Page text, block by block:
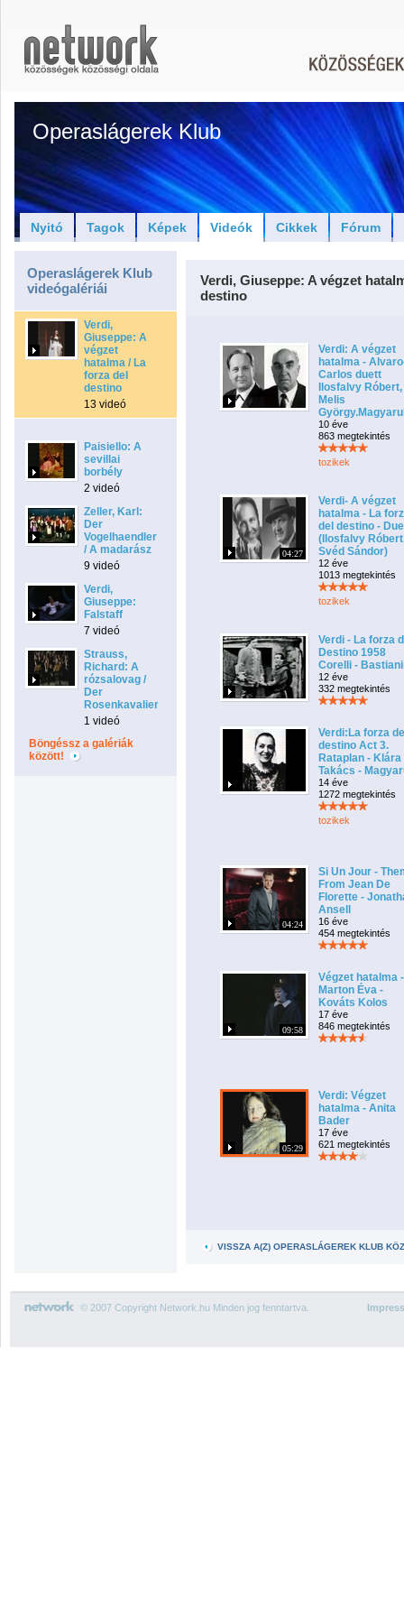
Operaslágerek Klub
Nyitó Tagok Képek Videók Cikkek Fórum
Operaslágerek Klub
videógalériái
Verdi,
Giuseppe: A
végzet
hatalma / La
forza del
destino
13 videó
Paisiello: A
sevillai
borbély
2 videó
Zeller, Karl:
Der
Vogelhaendler
/ A madarász
9 videó
Verdi,
Giuseppe:
Falstaff
7 videó
Strauss,
Richard: A
rózsalovag /
Der
Rosenkavalier
1 videó
Böngéssz a galériák
között!
Verdi, Giuseppe: A végzet
destino
Verdi: A végzet
hatalma -
Carlos duett
Ilosfalvy Róbert,
Melis
10 éve
863 megtekintés
tozikek
04:27
Verdi- A végzet
hatalma - La
del destino -
(Ilosfalvy
Svéd Sándor)
12 éve
1013 megtekintés
tozikek
Verdi - La forza
Destino 1958
Corelli -
12 éve
332 megtekintés
Verdi:La forza
destino Act 3.
Rataplan - Klára
Takács -
14 éve
1272 megtekintés
tozikek
04:24
Si Un Jour -
From Jean De
Florette -
Ansell
16 éve
454 megtekintés
09:58
Végzet hatalma -
Marton Éva -
Kováts Kolos
17 éve
846 megtekintés
05:29
Verdi: Végzet
hatalma - Anita
Bader
17 éve
621 megtekintés
VISSZA A(Z) OPERASLÁGEREK KLUB
© 2007 Copyright Network.hu Minden jog fenntartva.